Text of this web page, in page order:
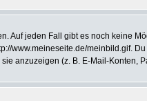
Auf jeden Fall gibt es noch keine
www.meineseite.de/meinbild.gif.
anzuzeigen (z. B. E-Mail-Konten,